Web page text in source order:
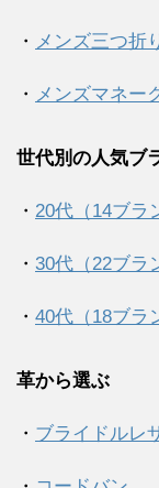
・ メンズ三つ折
・ メンズマネー
世代別の人気ブ
・ 20代（14ブラ
・ 30代（22ブラ
・ 40代（18ブラ
革から選ぶ
・ ブライドルレ